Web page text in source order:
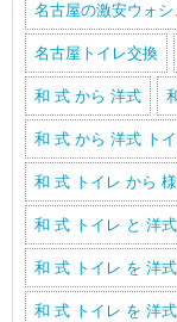
名古屋の激安ウォシ
名古屋トイレ交換
和 式 から 洋式
和 式 から 洋式 ト
和 式 トイレ から
和 式 トイレ と 洋
和 式 トイレ を 洋
和 式 トイレ を 洋